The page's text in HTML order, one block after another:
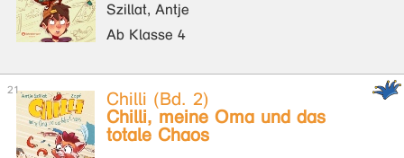
Szillat, Antje
Ab Klasse 4
Chilli (Bd. 2)
Chilli, meine Oma und das
totale Chaos